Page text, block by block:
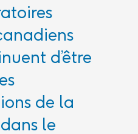
d’être
de la
le